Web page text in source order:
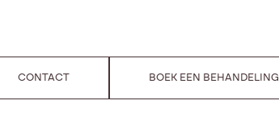
CONTACT BOEK EEN BEHANDELING